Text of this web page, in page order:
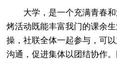
大学，是一个充满青春和
烤活动既能丰富我门的课余
操，社联全体一起参与，可
沟通，促进集体以团结协作